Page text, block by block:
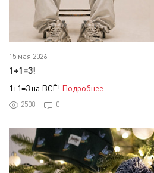
15 мая 2026
1+1=3!
1+1=3 на ВСЁ! Подробнее
2508 0